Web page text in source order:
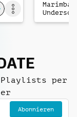
Marimba
Nature
Playlists per
Abonnieren